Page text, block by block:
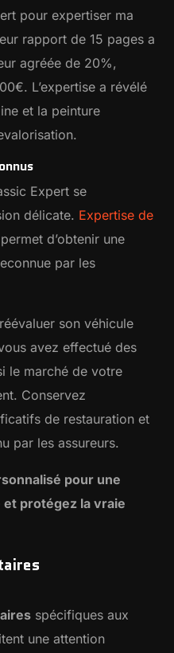
pour expertiser ma
rapport de 15 pages a
agréée de 20%,
L’expertise a révélé
et la peinture
Expert se
délicate. Expertise de
permet d’obtenir une
par les
son véhicule
avez effectué des
le marché de votre
Conservez
de restauration et
par les assureurs.
pour une
protégez la vraie
spécifiques aux
une attention